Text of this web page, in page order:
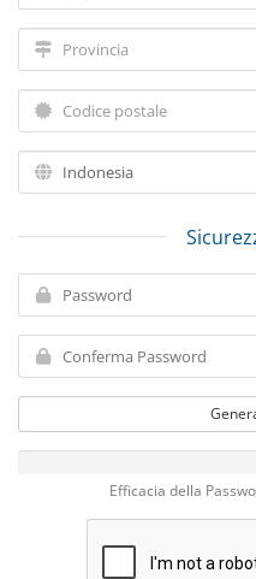
Efficacia della